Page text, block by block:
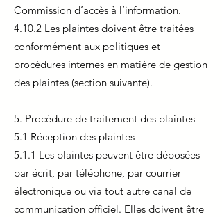
Commission d’accès à l’information.
4.10.2 Les plaintes doivent être traitées
conformément aux politiques et
procédures internes en matière de gestion
des plaintes (section suivante).
5. Procédure de traitement des plaintes
5.1 Réception des plaintes
5.1.1 Les plaintes peuvent être déposées
par écrit, par téléphone, par courrier
électronique ou via tout autre canal de
communication officiel. Elles doivent être